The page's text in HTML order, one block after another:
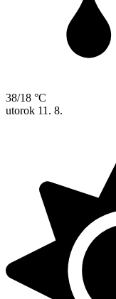
38/18 °C
utorok 11. 8.